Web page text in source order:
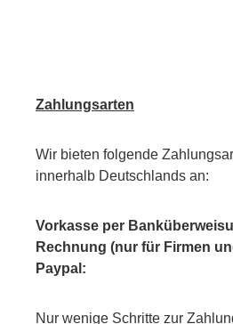
Zahlungsarten
Wir bieten folgende
innerhalb Deutschlands an:
Vorkasse per
Rechnung (nur für Firmen
Paypal:
Nur wenige Schritte zur